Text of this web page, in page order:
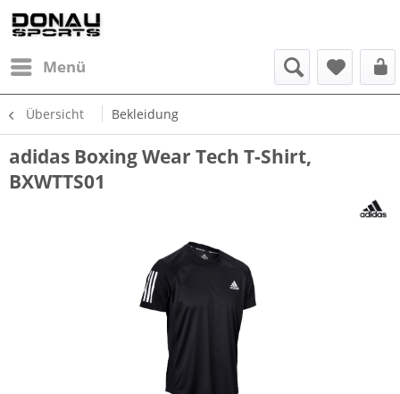
Menü
Übersicht Bekleidung
adidas Boxing Wear Tech T-Shirt,
BXWTTS01